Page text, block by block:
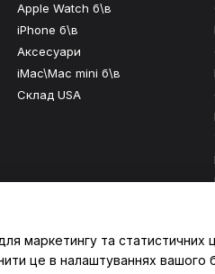
Apple Watch б\в
iPhone б\в
Аксесуари
iMac\Mac mini б\в
Склад USA
маркетингу та статистичних
це в налаштуваннях вашого